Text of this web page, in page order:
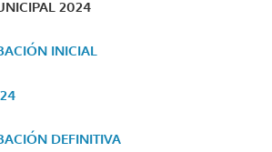
2024
INICIAL
DEFINITIVA